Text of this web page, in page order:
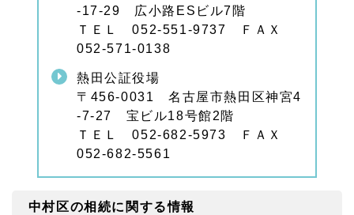
-17-29 広小路ESビル7階
ＴＥＬ 052-551-9737 ＦＡＸ
052-571-0138
熱田公証役場
〒456-0031 名古屋市熱田区神宮4
-7-27 宝ビル18号館2階
ＴＥＬ 052-682-5973 ＦＡＸ
052-682-5561
中村区の相続に関する情報